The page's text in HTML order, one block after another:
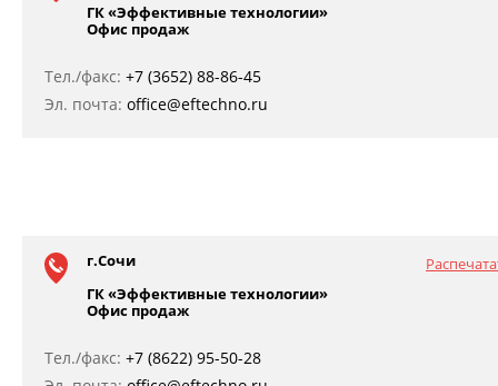
ГК «Эффективные технологии»
Офис продаж
Тел./факс: +7 (3652) 88-86-45
Эл. почта: office@eftechno.ru
г.Сочи
ГК «Эффективные технологии»
Офис продаж
Тел./факс: +7 (8622) 95-50-28